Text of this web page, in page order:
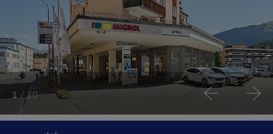
1 / 10